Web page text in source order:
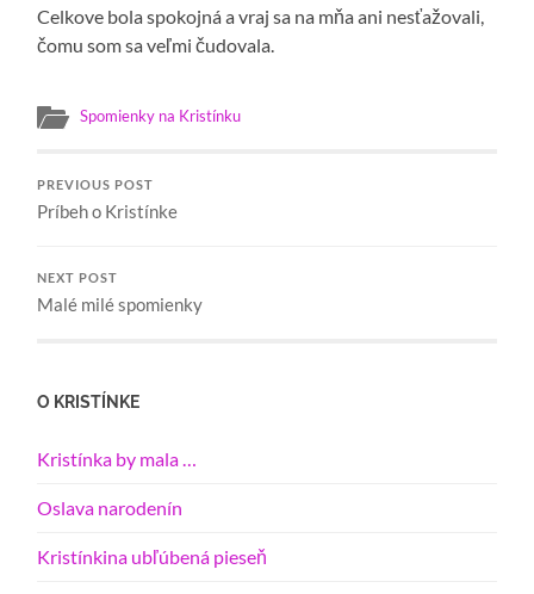
Celkove bola spokojná a vraj sa na mňa ani nesťažovali,
čomu som sa veľmi čudovala.
Spomienky na Kristínku
PREVIOUS POST
Príbeh o Kristínke
NEXT POST
Malé milé spomienky
O KRISTÍNKE
Kristínka by mala …
Oslava narodenín
Kristínkina ubľúbená pieseň